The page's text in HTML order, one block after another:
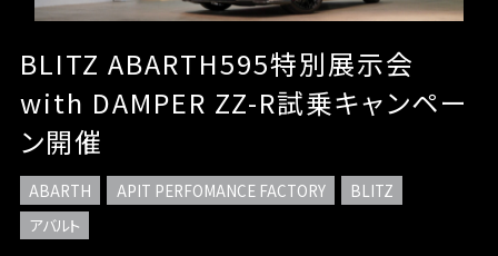
BLITZ ABARTH595特別展示会
with DAMPER ZZ-R試乗キャンペー
ン開催
ABARTH APIT PERFOMANCE FACTORY
BLITZ
アバルト